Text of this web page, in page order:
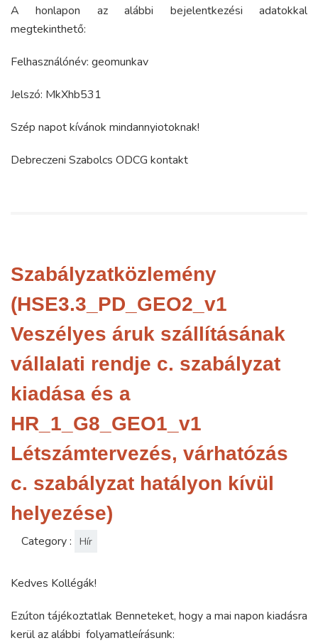
A honlapon az alábbi bejelentkezési adatokkal
megtekinthető:
Felhasználónév: geomunkav
Jelszó: MkXhb531
Szép napot kívánok mindannyiotoknak!
Debreczeni Szabolcs ODCG kontakt
Szabályzatközlemény
(HSE3.3_PD_GEO2_v1
Veszélyes áruk szállításának
vállalati rendje c. szabályzat
kiadása és a
HR_1_G8_GEO1_v1
Létszámtervezés, várhatózás
c. szabályzat hatályon kívül
helyezése)
Category : Hír
Kedves Kollégák!
Ezúton tájékoztatlak Benneteket, hogy a mai napon kiadásra
kerül az alábbi folyamatleírásunk: